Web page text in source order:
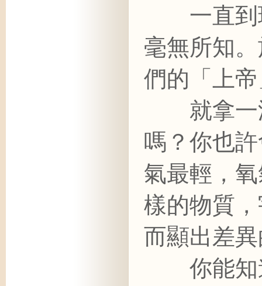
一直到
毫無所知
們的「上
就拿一
嗎？你也
氣最輕，
樣的物質
而顯出差
你能知